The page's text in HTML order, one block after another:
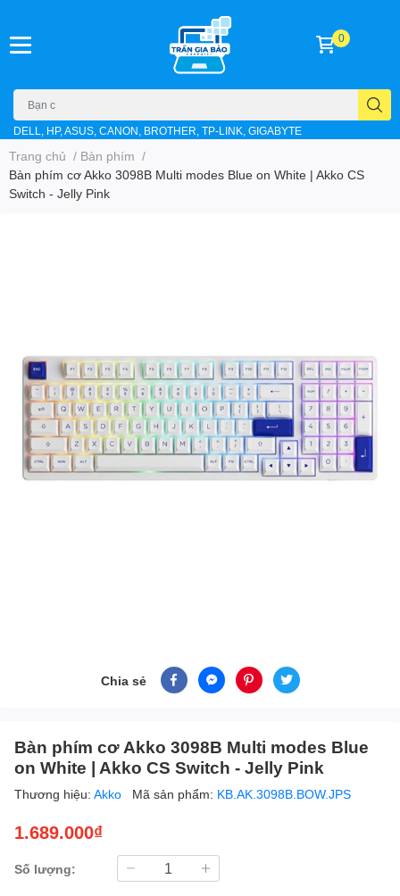
DELL, HP, ASUS, CANON, BROTHER, TP-LINK, GIGABYTE
0
Trang chủ / Bàn phím /
Bàn phím cơ Akko 3098B Multi modes Blue on White | Akko CS
Switch - Jelly Pink
Chia sẻ
Bàn phím cơ Akko 3098B Multi modes Blue
on White | Akko CS Switch - Jelly Pink
Thương hiệu: Akko Mã sản phẩm: KB.AK.3098B.BOW.JPS
1.689.000₫
Số lượng: